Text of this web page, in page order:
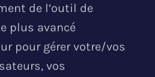
de l’outil de
plus avancé
pour gérer votre/vos
vos